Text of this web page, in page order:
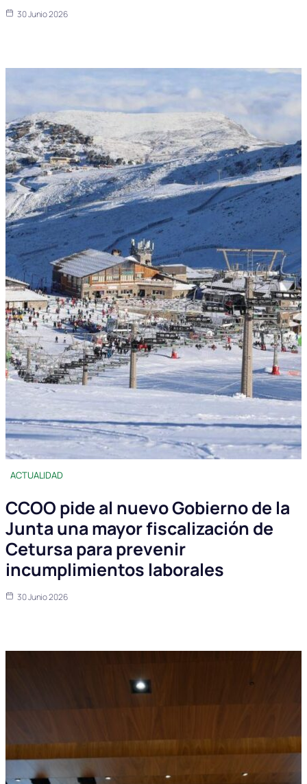
30 Junio 2026
ACTUALIDAD
CCOO pide al nuevo Gobierno de la
Junta una mayor fiscalización de
Cetursa para prevenir
incumplimientos laborales
30 Junio 2026